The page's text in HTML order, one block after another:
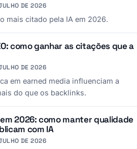
DE 2026
mais citado pela IA em 2026.
como ganhar as citações que a
DE 2026
em earned media influenciam a
do que os backlinks.
em 2026: como manter qualidade
com IA
DE 2026